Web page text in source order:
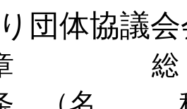
団体協議
章